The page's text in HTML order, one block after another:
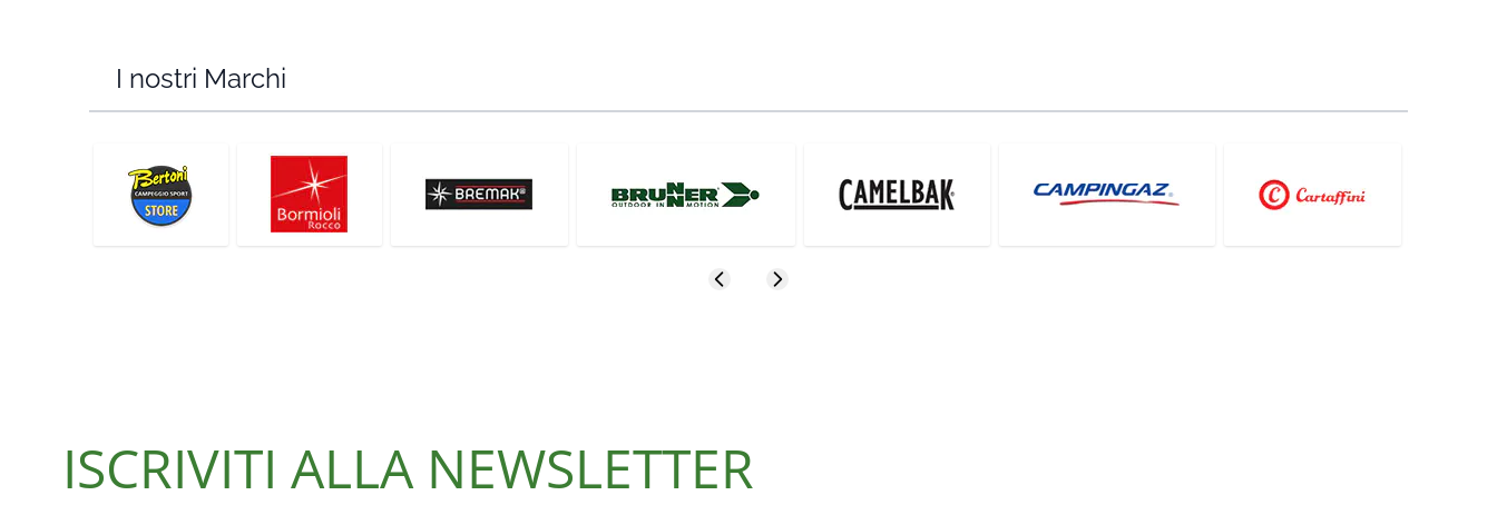
I nostri Marchi
ISCRIVITI ALLA NEWSLETTER